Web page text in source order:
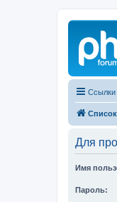
Ссылки
Для
Имя
Пароль: